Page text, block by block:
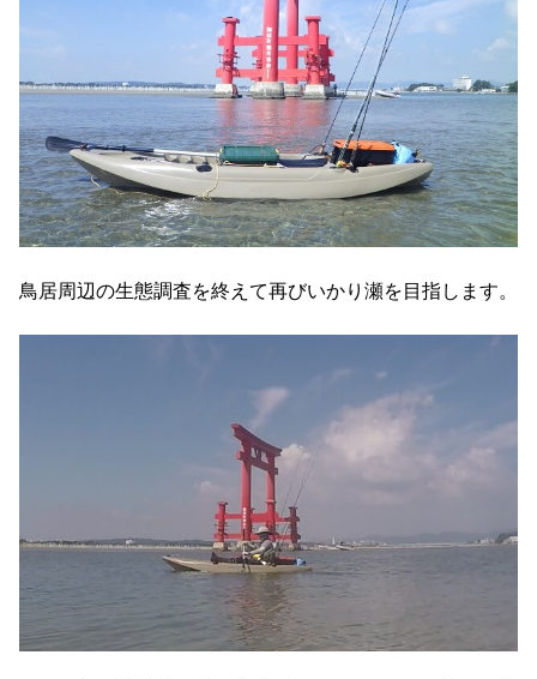
鳥居周辺の生態調査を終えて再びいかり瀬を目指します。